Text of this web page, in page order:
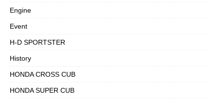
Engine
Event
H-D SPORTSTER
History
HONDA CROSS CUB
HONDA SUPER CUB